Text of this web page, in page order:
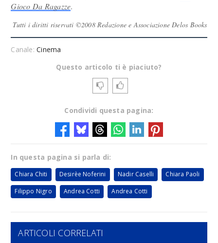
Gioco Da Ragazze.
Tutti i diritti riservati ©2008 Redazione e Associazione Delos Books
Canale:Cinema
Questo articolo ti è piaciuto?
Condividi questa pagina:
In questa pagina si parla di:
Chiara Chiti Desirèe Noferini Nadir Caselli Chiara Paoli
Filippo Nigro Andrea Cotti Andrea Cotti
ARTICOLI CORRELATI